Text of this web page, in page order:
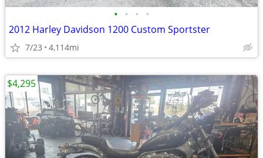
• • • •
2012 Harley Davidson 1200 Custom Sportster
7/23 4,114mi
$4,295